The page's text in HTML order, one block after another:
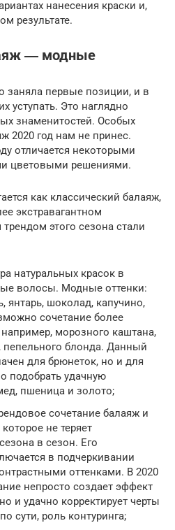
нанесения краски и,
результате.
― модные
заняла первые позиции, и в
уступать. Это наглядно
знаменитостей. Особых
2020 год нам не принес.
отличается некоторыми
цветовыми решениями.
как классический балаяж,
экстравагантном
этого сезона стали
натуральных красок в
волосы. Модные оттенки:
янтарь, шоколад, капучино,
сочетание более
морозного каштана,
пепельного блонда. Данный
для брюнеток, но и для
подобрать удачную
пшеница и золото;
сочетание балаяж и
не теряет
в сезон. Его
в подчеркивании
оттенками. В 2020
непросто создает эффект
и удачно корректирует черты
сути, роль контуринга;